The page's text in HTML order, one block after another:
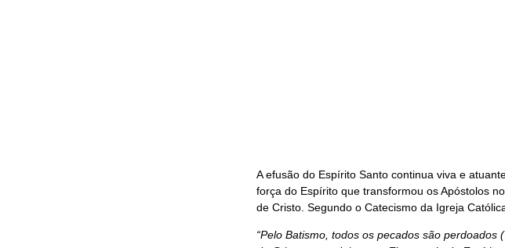
A efusão do Espírito Santo continua viva e
força do Espírito que transformou os Apóstolos
de Cristo. Segundo o Catecismo da Igreja
“Pelo Batismo, todos os pecados são